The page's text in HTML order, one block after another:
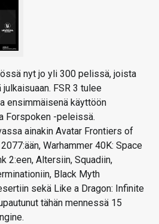
nyt jo yli 300 pelissä, joista
FSR 3 tulee
ensimmäisenä käyttöön
Forspoken -peleissä.
ainakin Avatar Frontiers of
Warhammer 40K: Space
2:een, Altersiin, Squadiin,
Black Myth
sekä Like a Dragon: Infinite
tähän mennessä 15